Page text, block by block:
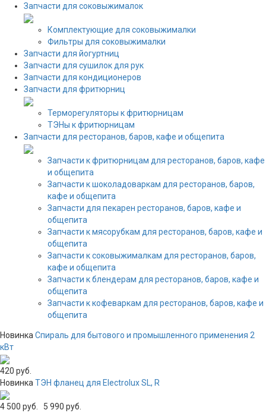
Запчасти для соковыжималок
Комплектующие для соковыжималки
Фильтры для соковыжималки
Запчасти для йогуртниц
Запчасти для сушилок для рук
Запчасти для кондиционеров
Запчасти для фритюрниц
Терморегуляторы к фритюрницам
ТЭНы к фритюрницам
Запчасти для ресторанов, баров, кафе и общепита
Запчасти к фритюрницам для ресторанов, баров, кафе
и общепита
Запчасти к шоколадоваркам для ресторанов, баров,
кафе и общепита
Запчасти для пекарен ресторанов, баров, кафе и
общепита
Запчасти к мясорубкам для ресторанов, баров, кафе и
общепита
Запчасти к соковыжималкам для ресторанов, баров,
кафе и общепита
Запчасти к блендерам для ресторанов, баров, кафе и
общепита
Запчасти к кофеваркам для ресторанов, баров, кафе и
общепита
Новинка Спираль для бытового и промышленного применения 2
кВт
420 руб.
Новинка ТЭН фланец для Electrolux SL, R
4 500 руб.
5 990 руб.